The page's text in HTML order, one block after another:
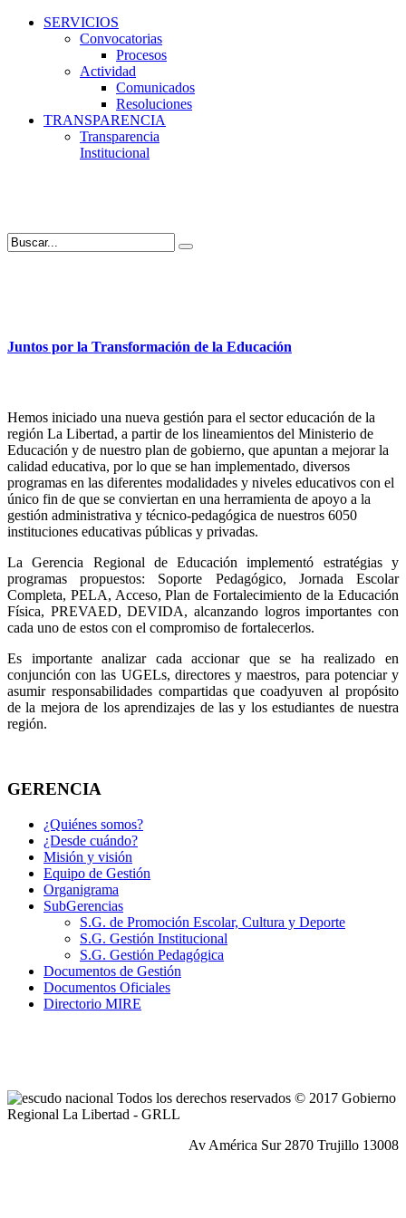
SERVICIOS
Convocatorias
Procesos
Actividad
Comunicados
Resoluciones
TRANSPARENCIA
Transparencia
Institucional
Juntos por la Transformación de la Educación
Hemos iniciado una nueva gestión para el sector educación de la
región La Libertad, a partir de los lineamientos del Ministerio de
Educación y de nuestro plan de gobierno, que apuntan a mejorar la
calidad educativa, por lo que se han implementado, diversos
programas en las diferentes modalidades y niveles educativos con el
único fin de que se conviertan en una herramienta de apoyo a la
gestión administrativa y técnico-pedagógica de nuestros 6050
instituciones educativas públicas y privadas.
La Gerencia Regional de Educación implementó estratégias y
programas propuestos: Soporte Pedagógico, Jornada Escolar
Completa, PELA, Acceso, Plan de Fortalecimiento de la Educación
Física, PREVAED, DEVIDA, alcanzando logros importantes con
cada uno de estos con el compromiso de fortalecerlos.
Es importante analizar cada accionar que se ha realizado en
conjunción con las UGELs, directores y maestros, para potenciar y
asumir responsabilidades compartidas que coadyuven al propósito
de la mejora de los aprendizajes de las y los estudiantes de nuestra
región.
GERENCIA
¿Quiénes somos?
¿Desde cuándo?
Misión y visión
Equipo de Gestión
Organigrama
SubGerencias
S.G. de Promoción Escolar, Cultura y Deporte
S.G. Gestión Institucional
S.G. Gestión Pedagógica
Documentos de Gestión
Documentos Oficiales
Directorio MIRE
Todos los derechos reservados © 2017 Gobierno
Regional La Libertad - GRLL
Av América Sur 2870 Trujillo 13008